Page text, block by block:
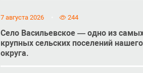
7 августа 2026 244
Село Васильевское — одно из
крупных сельских поселений нашего
округа.